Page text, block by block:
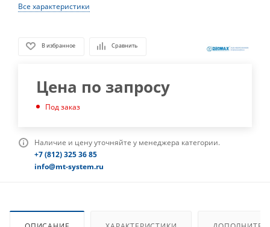
Все характеристики
В избранное Сравнить
Цена по запросу
Под заказ
Наличие и цену уточняйте у менеджера категории.
+7 (812) 325 36 85
info@mt-system.ru